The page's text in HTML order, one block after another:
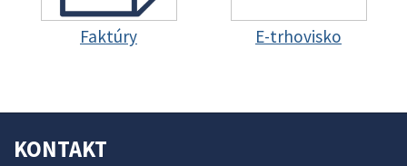
Faktúry E-trhovisko
KONTAKT